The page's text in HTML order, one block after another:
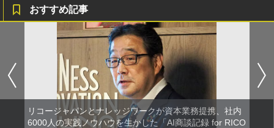
おすすめ記事
リコージャパンとナレッジワークが資本業務提携、社内
6000人の実践ノウハウを生かした「AI商談記録 for RICO